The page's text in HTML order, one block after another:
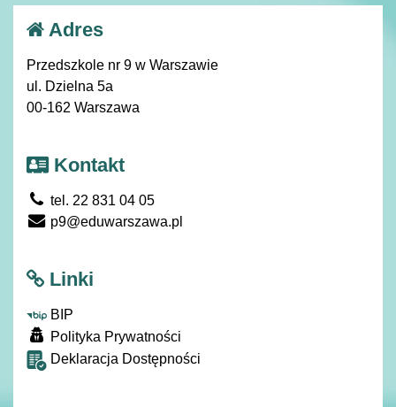
Adres
Przedszkole nr 9 w Warszawie
ul. Dzielna 5a
00-162 Warszawa
Kontakt
tel. 22 831 04 05
p9@eduwarszawa.pl
Linki
BIP
Polityka Prywatności
Deklaracja Dostępności